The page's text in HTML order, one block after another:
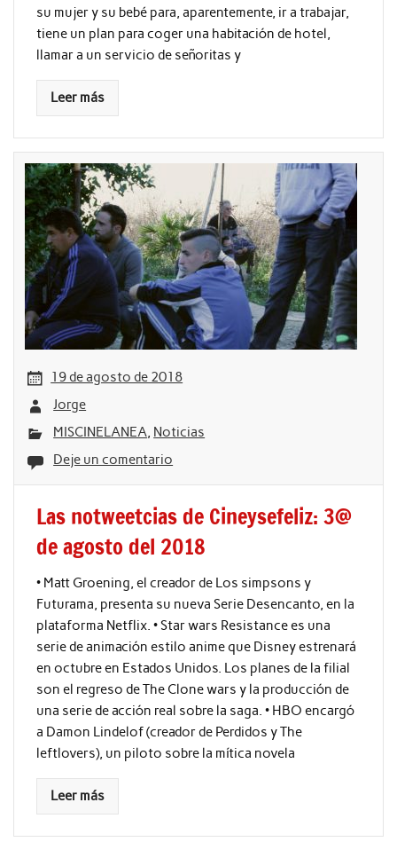
su mujer y su bebé para, aparentemente, ir a trabajar,
tiene un plan para coger una habitación de hotel,
llamar a un servicio de señoritas y
Leer más
19 de agosto de 2018
Jorge
MISCINELANEA, Noticias
Deje un comentario
Las notweetcias de Cineysefeliz: 3@
de agosto del 2018
• Matt Groening, el creador de Los simpsons y
Futurama, presenta su nueva Serie Desencanto, en la
plataforma Netflix. • Star wars Resistance es una
serie de animación estilo anime que Disney estrenará
en octubre en Estados Unidos. Los planes de la filial
son el regreso de The Clone wars y la producción de
una serie de acción real sobre la saga. • HBO encargó
a Damon Lindelof (creador de Perdidos y The
leftlovers), un piloto sobre la mítica novela
Leer más